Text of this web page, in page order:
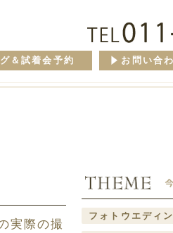
お問い合
＆試着会予約
実際の撮
フォトウエディ